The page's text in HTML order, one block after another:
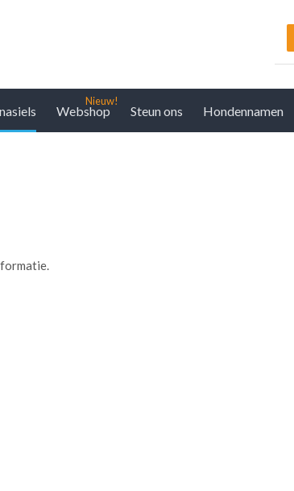
Webshop Steun ons Hondennamen